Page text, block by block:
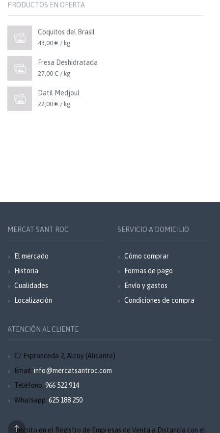
PRODUCTOS EN OFERTA
Coquitos del Brasil
43,00 € / kg
Fresa Deshidratada
27,00 € / kg
Datil Medjoul
22,00 € / kg
MERCAT SANT ROC
El mercado
Historia
Cualidades
Localización
SERVICIO A DOMICILIO
Cómo comprar
Formas de pago
Envío y gastos
Condiciones de compra
ATENCIÓN AL CLIENTE
C/ Espronceda 2, Alcoy (Alicante)
Email: info@mercatsantroc.com
Teléfono: 966 522 914
Whatsapp: 625 188 250
Inscrito en el Registro de Empresas de Venta a Distancia con el